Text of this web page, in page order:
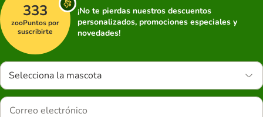
333
zooPuntos por
suscribirte
¡No te pierdas nuestros descuentos
personalizados, promociones especiales y
novedades!
Selecciona la mascota